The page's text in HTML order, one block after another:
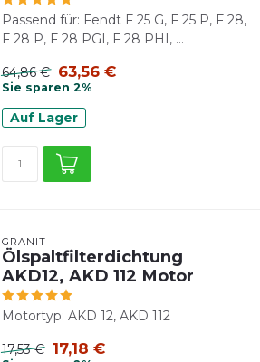
Passend für: Fendt F 25 G, F 25 P, F 28,
F 28 P, F 28 PGI, F 28 PHI, ...
64,86 € 63,56 €
Sie sparen 2%
Auf Lager
GRANIT
Ölspaltfilterdichtung
AKD12, AKD 112 Motor
Motortyp: AKD 12, AKD 112
17,53 € 17,18 €